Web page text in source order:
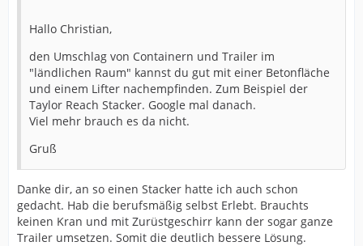
Hallo Christian,
den Umschlag von Containern und Trailer im
"ländlichen Raum" kannst du gut mit einer Betonfläche
und einem Lifter nachempfinden. Zum Beispiel der
Taylor Reach Stacker. Google mal danach.
Viel mehr brauch es da nicht.
Gruß
Danke dir, an so einen Stacker hatte ich auch schon
gedacht. Hab die berufsmäßig selbst Erlebt. Brauchts
keinen Kran und mit Zurüstgeschirr kann der sogar ganze
Trailer umsetzen. Somit die deutlich bessere Lösung.